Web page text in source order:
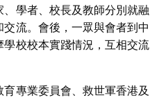
學者、校長及教師分別就融
流。會後，一眾與會者到中
校校本實踐情況，互相交流
專業委員會、救世軍香港及